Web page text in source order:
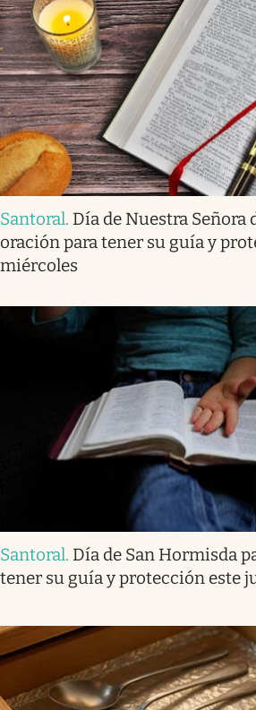
Santoral. Día de Nuestra Señora
oración para tener su guía y
miércoles
Santoral. Día de San Hormisda
tener su guía y protección este